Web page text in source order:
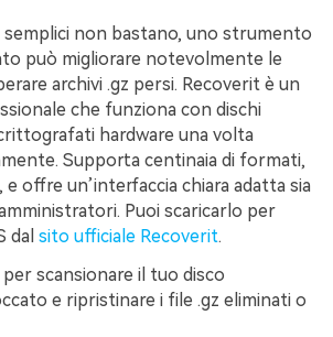
non bastano, uno strumento
può migliorare notevolmente le
archivi .gz persi. Recoverit è un
che funziona con dischi
hardware una volta
Supporta centinaia di formati,
e offre un’interfaccia chiara adatta sia
Puoi scaricarlo per
dal sito ufficiale Recoverit.
scansionare il tuo disco
e ripristinare i file .gz eliminati o